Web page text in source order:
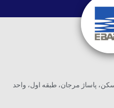
پاساژ مرجان، طبقه اول، واحد